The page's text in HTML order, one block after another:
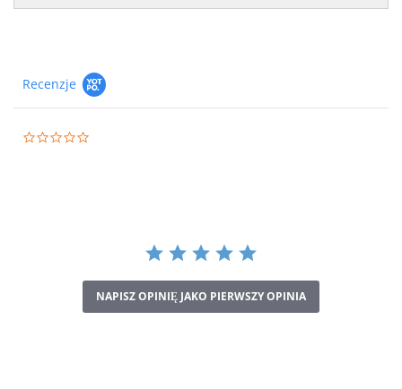
Recenzje
NAPISZ OPINIĘ JAKO PIERWSZY OPINIA